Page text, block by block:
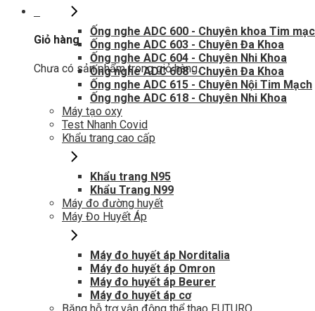
Giỏ hàng
Chưa có sản phẩm trong giỏ hàng.
Ống nghe ADC 600 - Chuyên khoa Tim
Ống nghe ADC 603 - Chuyên Đa Khoa
Ống nghe ADC 604 - Chuyên Nhi Khoa
Ống nghe ADC 608 - Chuyên Đa Khoa
Ống nghe ADC 615 - Chuyên Nội Tim Mạch
Ống nghe ADC 618 - Chuyên Nhi Khoa
Máy tạo oxy
Test Nhanh Covid
Khẩu trang cao cấp
Khẩu trang N95
Khẩu Trang N99
Máy đo đường huyết
Máy Đo Huyết Áp
Máy đo huyết áp Norditalia
Máy đo huyết áp Omron
Máy đo huyết áp Beurer
Máy đo huyết áp cơ